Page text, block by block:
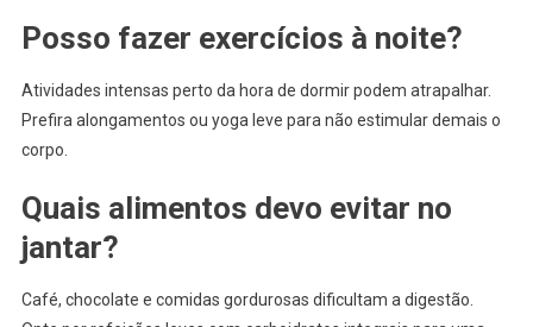
Posso fazer exercícios à noite?
Atividades intensas perto da hora de dormir podem atrapalhar.
Prefira alongamentos ou yoga leve para não estimular demais o
corpo.
Quais alimentos devo evitar no
jantar?
Café, chocolate e comidas gordurosas dificultam a digestão.